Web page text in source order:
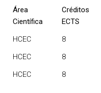
Área
Científica
Créditos
ECTS
HCEC
8
HCEC
8
HCEC 8